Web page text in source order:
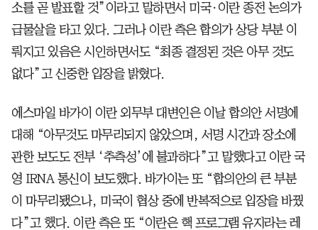
소를 곧 발표할 것”이라고 말하면서 미국·이란 종전 논의가
급물살을 타고 있다. 그러나 이란 측은 합의가 상당 부분 이
뤄지고 있음은 시인하면서도 “최종 결정된 것은 아무 것도
없다”고 신중한 입장을 밝혔다.
에스마일 바가이 이란 외무부 대변인은 이날 합의안 서명에
대해 “아무것도 마무리되지 않았으며, 서명 시간과 장소에
관한 보도도 전부 ‘추측성’에 불과하다”고 말했다고 이란 국
영 IRNA 통신이 보도했다. 바가이는 또 “합의안의 큰 부분
이 마무리됐으나, 미국이 협상 중에 반복적으로 입장을 바꿨
다”고 했다. 이란 측은 또 “이란은 핵 프로그램 유지라는 레